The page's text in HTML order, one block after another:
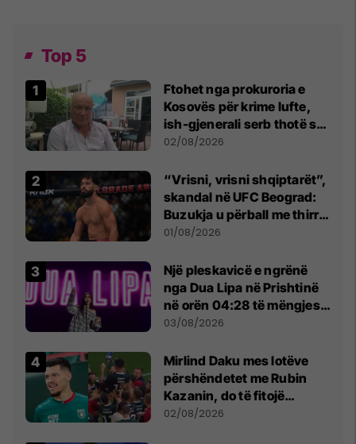
Top 5
Ftohet nga prokuroria e
Kosovës për krime lufte,
ish-gjenerali serb thotë se
dikush e tradhtoi në
02/08/2026
“Vrisni, vrisni shqiptarët”,
skandal në UFC Beograd:
Buzukja u përball me thirrje
anti-shqiptare nga
01/08/2026
Një pleskavicë e ngrënë
nga Dua Lipa në Prishtinë
në orën 04:28 të mëngjesit
- dhe bota digjitale serbe
03/08/2026
Mirlind Daku mes lotëve
përshëndetet me Rubin
Kazanin, do të fitojë
miliona te Spartak Moska
02/08/2026